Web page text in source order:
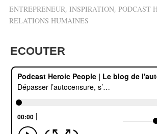
ENTREPRENEUR,INSPIRATION,PODCAST
RELATIONS HUMAINES
ECOUTER